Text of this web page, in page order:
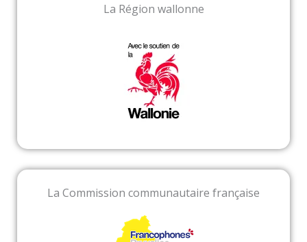
La Région wallonne
La Commission communautaire française